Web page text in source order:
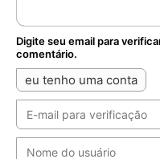
Digite seu email para
comentário.
eu tenho uma conta